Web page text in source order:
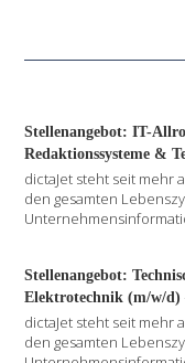
Stellenangebot: IT-
Redaktionssysteme &
dictaJet steht seit mehr
den gesamten
Stellenangebot:
Elektrotechnik (m/w/d)
dictaJet steht seit mehr
den gesamten